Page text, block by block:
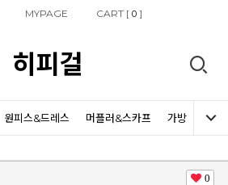
MYPAGE CART [0 ]
히피걸
원피스&드레스 머플러&스카프 가방 신발
0